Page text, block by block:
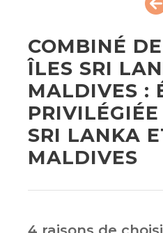
COMBINÉ
ÎLES SRI
MALDIVES :
SRI LANKA
MALDIVES